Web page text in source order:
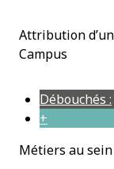
Attribution
Campus
Débouchés :
+
Métiers au sein